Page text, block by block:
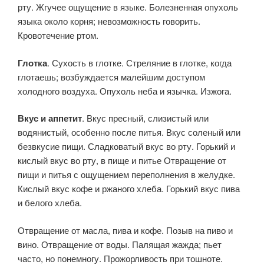
рту. Жгучее ощущение в языке. Болезненная опухоль
языка около корня; невозможность говорить.
Кровотечение ртом.
Глотка. Сухость в глотке. Стреляние в глотке, когда
глотаешь; возбуждается малейшим доступом
холодного воздуха. Опухоль неба и язычка. Изжога.
Вкус и аппетит. Вкус пресный, слизистый или
водянистый, особенно после питья. Вкус соленый или
безвкусие пищи. Сладковатый вкус во рту. Горький и
кислый вкус во рту, в пище и питье Отвращение от
пищи и питья с ощущением переполнения в желудке.
Кислый вкус кофе и ржаного хлеба. Горький вкус пива
и белого хлеба.
Отвращение от масла, пива и кофе. Позыв на пиво и
вино. Отвращение от воды. Палящая жажда; пьет
часто, но понемногу. Прожорливость при тошноте.